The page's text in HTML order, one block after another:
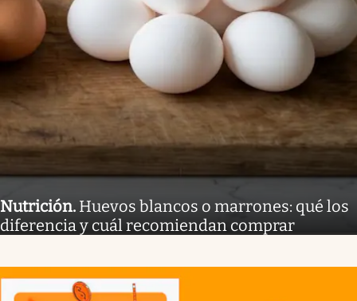
Nutrición. Huevos blancos o marrones: qué los
diferencia y cuál recomiendan comprar